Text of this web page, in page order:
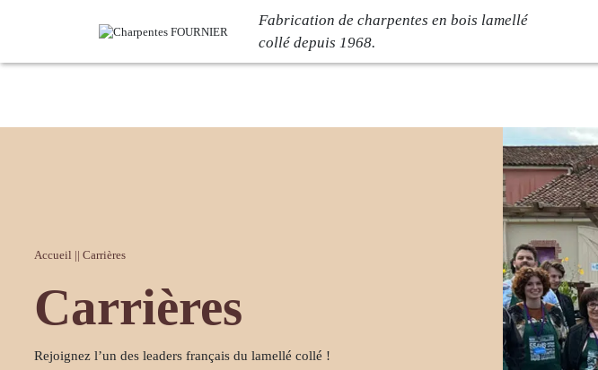
Fabrication de charpentes en bois lamellé
collé depuis 1968.
Bâtiment commercial
Réalisations
Pose
Accueil || Carrières
Carrières
Rejoignez l’un des leaders français du lamellé collé !